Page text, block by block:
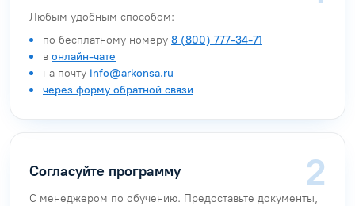
Любым удобным способом:
по бесплатному номеру 8 (800) 777-34-71
в онлайн-чате
на почту info@arkonsa.ru
через форму обратной связи
Согласуйте программу
С менеджером по обучению. Предоставьте документы,